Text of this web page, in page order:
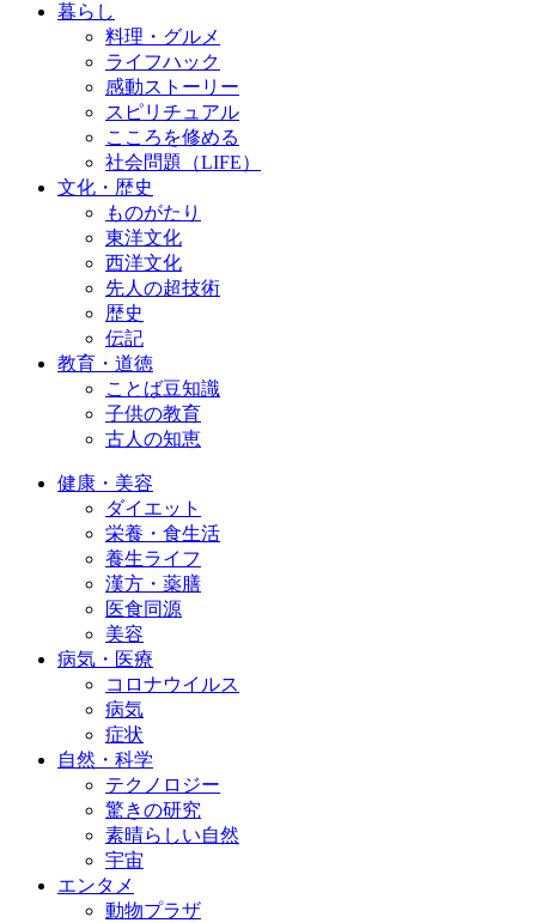
暮らし
料理・グルメ
ライフハック
感動ストーリー
スピリチュアル
こころを修める
社会問題（LIFE）
文化・歴史
ものがたり
東洋文化
西洋文化
先人の超技術
歴史
伝記
教育・道徳
ことば豆知識
子供の教育
古人の知恵
健康・美容
ダイエット
栄養・食生活
養生ライフ
漢方・薬膳
医食同源
美容
病気・医療
コロナウイルス
病気
症状
自然・科学
テクノロジー
驚きの研究
素晴らしい自然
宇宙
エンタメ
動物プラザ